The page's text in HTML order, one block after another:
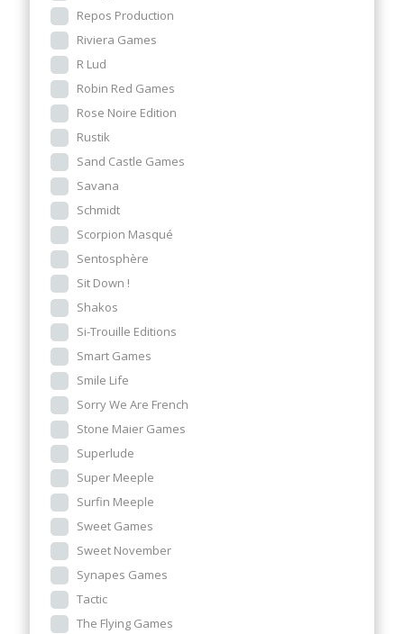
Repos Production
Riviera Games
R Lud
Robin Red Games
Rose Noire Edition
Rustik
Sand Castle Games
Savana
Schmidt
Scorpion Masqué
Sentosphère
Sit Down !
Shakos
Si-Trouille Editions
Smart Games
Smile Life
Sorry We Are French
Stone Maier Games
Superlude
Super Meeple
Surfin Meeple
Sweet Games
Sweet November
Synapes Games
Tactic
The Flying Games